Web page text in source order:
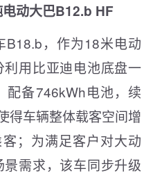
动大巴B12.b HF
B18.b，作为18米电动
用比亚迪电池底盘一
配备746kWh电池，续
得车辆整体载客空间增
；为满足客户对大动
需求，该车同步升级